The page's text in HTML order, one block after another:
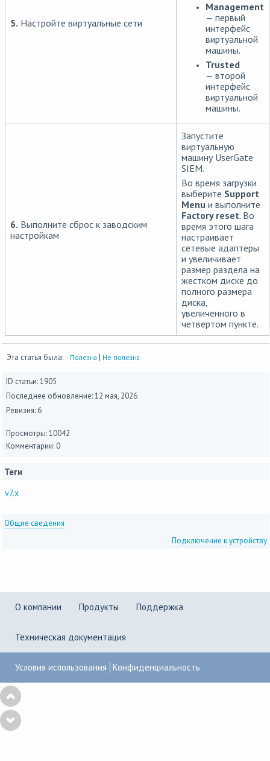
5. Настройте виртуальные сети
Management
— первый
интерфейс
виртуальной
машины.
Trusted
— второй
интерфейс
виртуальной
машины.
6. Выполните сброс к заводским
настройкам
Запустите
виртуальную
машину UserGate
SIEM.
Во время загрузки
выберите Support
Menu и выполните
Factory reset. Во
время этого шага
настраивает
сетевые адаптеры
и увеличивает
размер раздела на
жестком диске до
полного размера
диска,
увеличенного в
четвертом пункте.
Эта статья была: Полезна | Не полезна
ID статьи: 1905
Последнее обновление:12 мая, 2026
Ревизия: 6
Просмотры: 10042
Комментарии: 0
Теги
v7.x
Общие сведения
Подключение к устройству
О компании Продукты Поддержка
Техническая документация
Условия использования Конфиденциальность